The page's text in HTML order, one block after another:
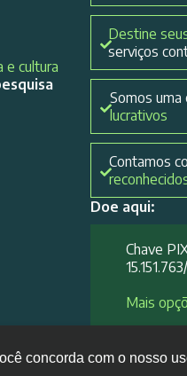
e cultura
Destine
serviços
Somos
lucrativos
Contamos
Doe aqui:
Chave
Mais
concorda com o nosso